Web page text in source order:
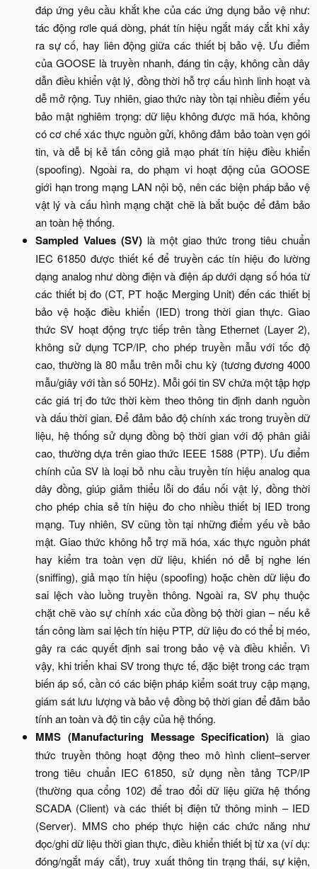
đáp ứng yêu cầu khắt khe của các ứng dụng bảo vệ như:
tác động rơle quá dòng, phát tín hiệu ngắt máy cắt khi xảy
ra sự cố, hay liên động giữa các thiết bị bảo vệ. Ưu điểm
của GOOSE là truyền nhanh, đáng tin cậy, không cần dây
dẫn điều khiển vật lý, đồng thời hỗ trợ cấu hình linh hoạt và
dễ mở rộng. Tuy nhiên, giao thức này tồn tại nhiều điểm yếu
bảo mật nghiêm trọng: dữ liệu không được mã hóa, không
có cơ chế xác thực nguồn gửi, không đảm bảo toàn vẹn gói
tin, và dễ bị kẻ tấn công giả mạo phát tín hiệu điều khiển
(spoofing). Ngoài ra, do phạm vi hoạt động của GOOSE
giới hạn trong mạng LAN nội bộ, nên các biện pháp bảo vệ
vật lý và cấu hình mạng chặt chẽ là bắt buộc để đảm bảo
an toàn hệ thống.​
Sampled Values (SV) là một giao thức trong tiêu chuẩn
IEC 61850 được thiết kế để truyền các tín hiệu đo lường
dạng analog như dòng điện và điện áp dưới dạng số hóa từ
các thiết bị đo (CT, PT hoặc Merging Unit) đến các thiết bị
bảo vệ hoặc điều khiển (IED) trong thời gian thực. Giao
thức SV hoạt động trực tiếp trên tầng Ethernet (Layer 2),
không sử dụng TCP/IP, cho phép truyền mẫu với tốc độ
cao, thường là 80 mẫu trên mỗi chu kỳ (tương đương 4000
mẫu/giây với tần số 50Hz). Mỗi gói tin SV chứa một tập hợp
các giá trị đo tức thời kèm theo thông tin định danh nguồn
và dấu thời gian. Để đảm bảo độ chính xác trong truyền dữ
liệu, hệ thống sử dụng đồng bộ thời gian với độ phân giải
cao, thường dựa trên giao thức IEEE 1588 (PTP). Ưu điểm
chính của SV là loại bỏ nhu cầu truyền tín hiệu analog qua
dây đồng, giúp giảm thiểu lỗi do đấu nối vật lý, đồng thời
cho phép chia sẻ tín hiệu đo cho nhiều thiết bị IED trong
mạng. Tuy nhiên, SV cũng tồn tại những điểm yếu về bảo
mật. Giao thức không hỗ trợ mã hóa, xác thực nguồn phát
hay kiểm tra toàn vẹn dữ liệu, khiến nó dễ bị nghe lén
(sniffing), giả mạo tín hiệu (spoofing) hoặc chèn dữ liệu đo
sai lệch vào luồng truyền thông. Ngoài ra, SV phụ thuộc
chặt chẽ vào sự chính xác của đồng bộ thời gian – nếu kẻ
tấn công làm sai lệch tín hiệu PTP, dữ liệu đo có thể bị méo,
gây ra các quyết định sai trong bảo vệ và điều khiển. Vì
vậy, khi triển khai SV trong thực tế, đặc biệt trong các trạm
biến áp số, cần có các biện pháp kiểm soát truy cập mạng,
giám sát lưu lượng và bảo vệ đồng bộ thời gian để đảm bảo
tính an toàn và độ tin cậy của hệ thống.​
MMS (Manufacturing Message Specification) là giao
thức truyền thông hoạt động theo mô hình client–server
trong tiêu chuẩn IEC 61850, sử dụng nền tảng TCP/IP
(thường qua cổng 102) để trao đổi dữ liệu giữa hệ thống
SCADA (Client) và các thiết bị điện tử thông minh – IED
(Server). MMS cho phép thực hiện các chức năng như
đọc/ghi dữ liệu thời gian thực, điều khiển thiết bị từ xa (ví dụ:
đóng/ngắt máy cắt), truy xuất thông tin trạng thái, sự kiện,